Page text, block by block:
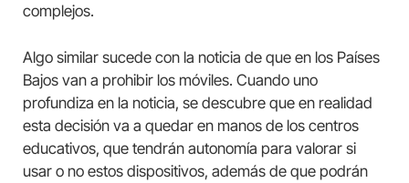
complejos.
Algo similar sucede con la noticia de que en los Países
Bajos van a prohibir los móviles. Cuando uno
profundiza en la noticia, se descubre que en realidad
esta decisión va a quedar en manos de los centros
educativos, que tendrán autonomía para valorar si
usar o no estos dispositivos, además de que podrán